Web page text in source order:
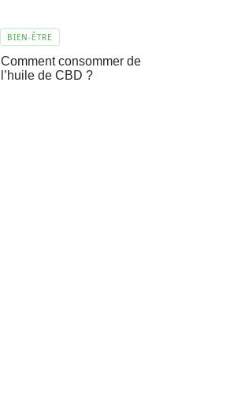
BIEN-ÊTRE
Comment consommer de
l’huile de CBD ?